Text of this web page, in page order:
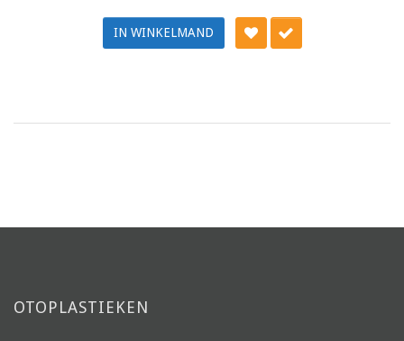
IN WINKELMAND
OTOPLASTIEKEN